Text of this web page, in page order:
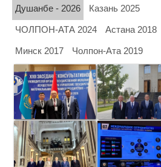
Душанбе - 2026 Казань 2025
ЧОЛПОН-АТА 2024 Астана 2018
Минск 2017 Чолпон-Ата 2019